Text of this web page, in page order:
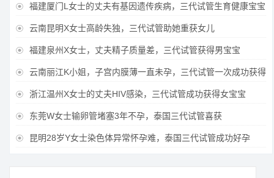
 福建厦门L女士的丈夫有基因遗传疾病，三代试管生育健康宝宝
 云南昆明X女士高龄失独，三代试管助她重获女儿
 福建泉州X女士，丈夫精子质量差，三代试管获得男宝宝
 云南丽江K小姐，子宫内膜薄一直未孕，三代试管一次成功获得
 浙江温州X女士的丈夫HIV感染，三代试管成功获得女宝宝
 东莞W女士输卵管堵塞3年不孕，泰国三代试管喜获
 昆明28岁Y女士染色体异常怀孕难，泰国三代试管成功好孕